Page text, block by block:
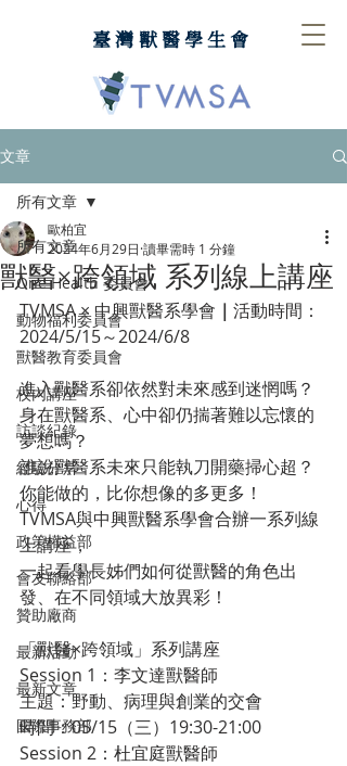
臺灣獸醫學生會
文章
所有文章
One Health 委員會
動物福利委員會
獸醫教育委員會
校內講座
訪談紀錄
經驗分享
心得
政策權益部
會友聯絡部
贊助廠商
最新活動
最新文章
國際事務部
所有文章
獸醫×跨領域 系列線上講座
歐柏宜
2024年6月29日 讀畢需時 1 分鐘
TVMSA × 中興獸醫系學會 ｜ 活動時間：
2024/5/15～2024/6/8
進入獸醫系卻依然對未來感到迷惘嗎？
身在獸醫系、心中卻仍揣著難以忘懷的
夢想嗎？
誰說獸醫系未來只能執刀開藥掃心超？
你能做的，比你想像的多更多！
TVMSA與中興獸醫系學會合辦一系列線
上講座，
一起看學長姊們如何從獸醫的角色出
發、在不同領域大放異彩！
「獸醫×跨領域」系列講座
Session 1：李文達獸醫師
主題：野動、病理與創業的交會
時間：05/15（三）19:30-21:00
Session 2：杜宜庭獸醫師